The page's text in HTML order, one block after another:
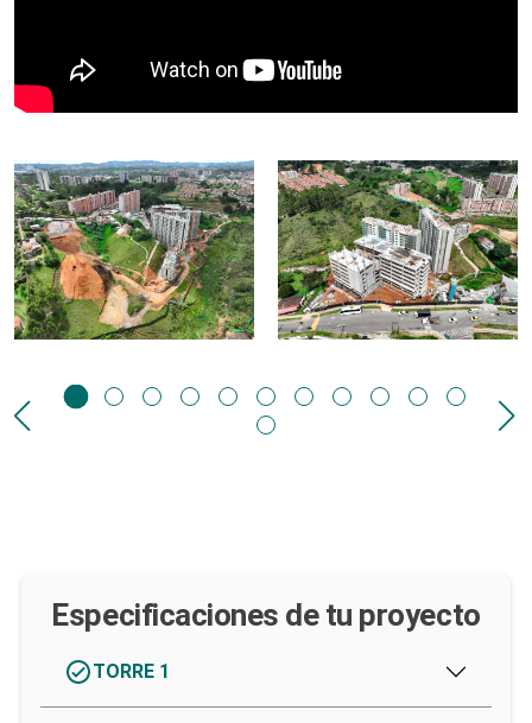
Especificaciones de tu proyecto
TORRE 1